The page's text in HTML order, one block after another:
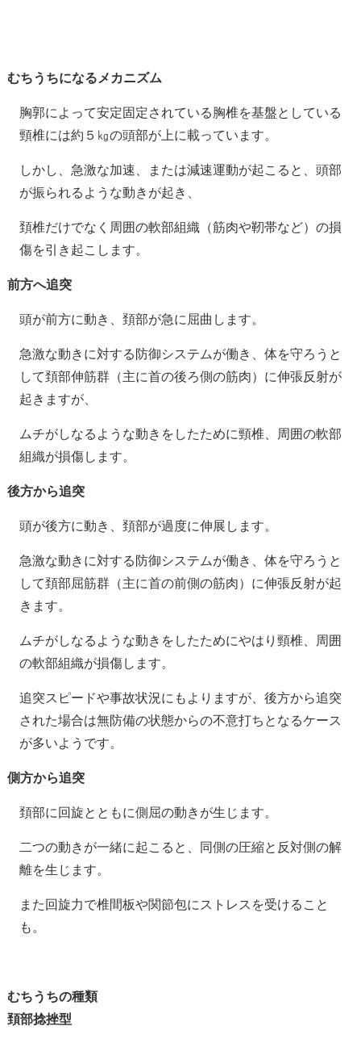
むちうちになるメカニズム
胸郭によって安定固定されている胸椎を基盤としている
頸椎には約５㎏の頭部が上に載っています。
しかし、急激な加速、または減速運動が起こると、頭部
が振られるような動きが起き、
頚椎だけでなく周囲の軟部組織（筋肉や靭帯など）の損
傷を引き起こします。
前方へ追突
頭が前方に動き、頚部が急に屈曲します。
急激な動きに対する防御システムが働き、体を守ろうと
して頚部伸筋群（主に首の後ろ側の筋肉）に伸張反射が
起きますが、
ムチがしなるような動きをしたために頸椎、周囲の軟部
組織が損傷します。
後方から追突
頭が後方に動き、頚部が過度に伸展します。
急激な動きに対する防御システムが働き、体を守ろうと
して頚部屈筋群（主に首の前側の筋肉）に伸張反射が起
きます。
ムチがしなるような動きをしたためにやはり頸椎、周囲
の軟部組織が損傷します。
追突スピードや事故状況にもよりますが、後方から追突
された場合は無防備の状態からの不意打ちとなるケース
が多いようです。
側方から追突
頚部に回旋とともに側屈の動きが生じます。
二つの動きが一緒に起こると、同側の圧縮と反対側の解
離を生じます。
また回旋力で椎間板や関節包にストレスを受けること
も。
むちうちの種類
頚部捻挫型